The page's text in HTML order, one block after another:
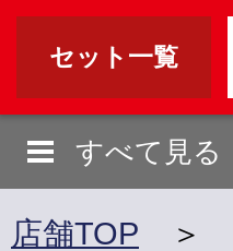
セット一覧
すべて見る
店舗TOP ＞